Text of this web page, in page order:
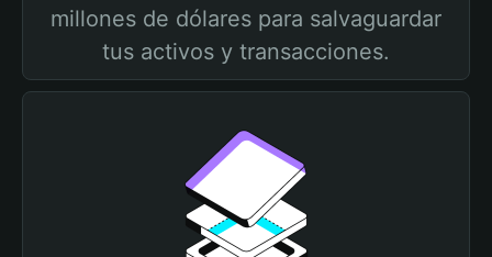
millones de dólares para salvaguardar
tus activos y transacciones.